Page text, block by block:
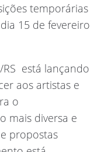
temporárias
15 de fevereiro
 está lançando
aos artistas e
o
mais diversa e
propostas